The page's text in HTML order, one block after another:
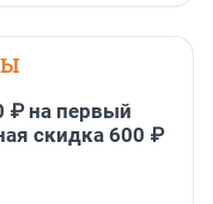
₽ на первый
скидка 600 ₽